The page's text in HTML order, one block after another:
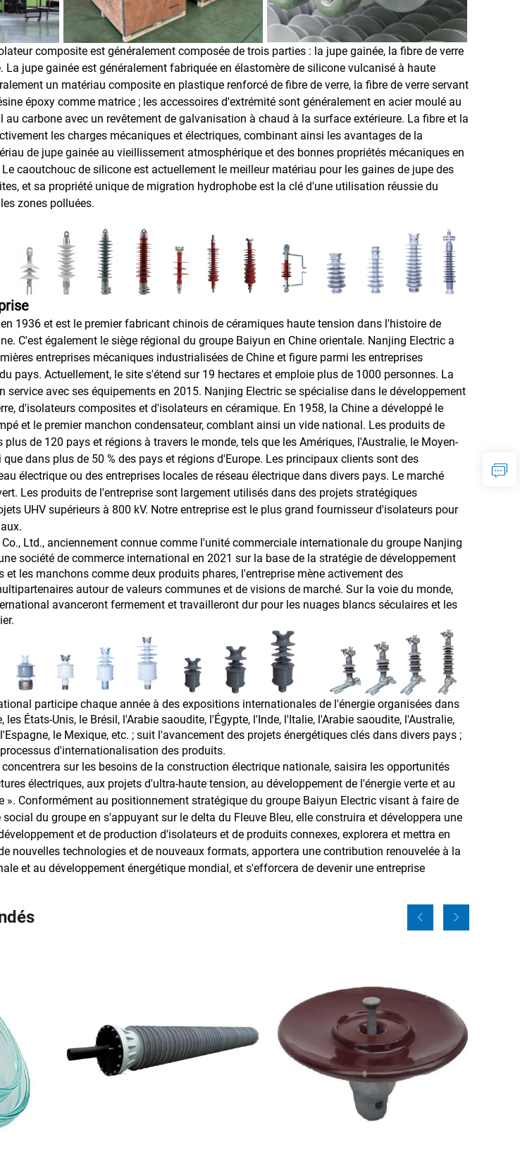
composite est généralement composée de trois parties : la jupe gainée, la fibre de verre
La jupe gainée est généralement fabriquée en élastomère de silicone vulcanisé à haute
un matériau composite en plastique renforcé de fibre de verre, la fibre de verre servant
époxy comme matrice ; les accessoires d'extrémité sont généralement en acier moulé au
au carbone avec un revêtement de galvanisation à chaud à la surface extérieure. La fibre et la
les charges mécaniques et électriques, combinant ainsi les avantages de la
de jupe gainée au vieillissement atmosphérique et des bonnes propriétés mécaniques en
caoutchouc de silicone est actuellement le meilleur matériau pour les gaines de jupe des
et sa propriété unique de migration hydrophobe est la clé d'une utilisation réussie du
zones polluées.
1936 et est le premier fabricant chinois de céramiques haute tension dans l'histoire de
C'est également le siège régional du groupe Baiyun en Chine orientale. Nanjing Electric a
entreprises mécaniques industrialisées de Chine et figure parmi les entreprises
pays. Actuellement, le site s'étend sur 19 hectares et emploie plus de 1000 personnes. La
service avec ses équipements en 2015. Nanjing Electric se spécialise dans le développement
d'isolateurs composites et d'isolateurs en céramique. En 1958, la Chine a développé le
et le premier manchon condensateur, comblant ainsi un vide national. Les produits de
plus de 120 pays et régions à travers le monde, tels que les Amériques, l'Australie, le Moyen-
que dans plus de 50 % des pays et régions d'Europe. Les principaux clients sont des
électrique ou des entreprises locales de réseau électrique dans divers pays. Le marché
Les produits de l'entreprise sont largement utilisés dans des projets stratégiques
UHV supérieurs à 800 kV. Notre entreprise est le plus grand fournisseur d'isolateurs pour
Ltd., anciennement connue comme l'unité commerciale internationale du groupe Nanjing
société de commerce international en 2021 sur la base de la stratégie de développement
et les manchons comme deux produits phares, l'entreprise mène activement des
autour de valeurs communes et de visions de marché. Sur la voie du monde,
avanceront fermement et travailleront dur pour les nuages blancs séculaires et les
participe chaque année à des expositions internationales de l'énergie organisées dans
États-Unis, le Brésil, l'Arabie saoudite, l'Égypte, l'Inde, l'Italie, l'Arabie saoudite, l'Australie,
le Mexique, etc. ; suit l'avancement des projets énergétiques clés dans divers pays ;
d'internationalisation des produits.
concentrera sur les besoins de la construction électrique nationale, saisira les opportunités
électriques, aux projets d'ultra-haute tension, au développement de l'énergie verte et au
». Conformément au positionnement stratégique du groupe Baiyun Electric visant à faire de
social du groupe en s'appuyant sur le delta du Fleuve Bleu, elle construira et développera une
et de production d'isolateurs et de produits connexes, explorera et mettra en
nouvelles technologies et de nouveaux formats, apportera une contribution renouvelée à la
et au développement énergétique mondial, et s'efforcera de devenir une entreprise